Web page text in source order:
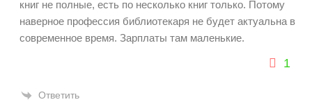
книг не полные, есть по несколько книг только. Потому
наверное профессия библиотекаря не будет актуальна в
современное время. Зарплаты там маленькие.
1
Ответить